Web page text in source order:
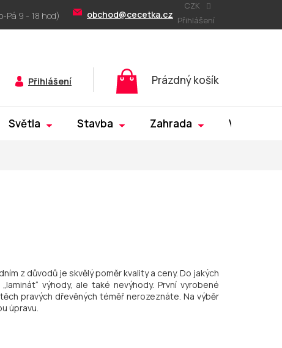
obchod@cecetka.cz
CZK
Přihlášení
Přihlášení
Nákupní
košík
Prázdný košík
Světla Stavba Zahrada Výprodej
z důvodů je skvělý poměr kvality a ceny. Do jakých
výhody, ale také nevýhody. První vyrobené
pravých dřevěných téměř nerozeznáte. Na výběr
úpravu.